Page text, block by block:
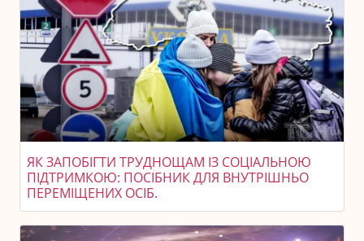
ЯК ЗАПОБІГТИ ТРУДНОЩАМ ІЗ СОЦІАЛЬНОЮ
ПІДТРИМКОЮ: ПОСІБНИК ДЛЯ ВНУТРІШНЬО
ПЕРЕМІЩЕНИХ ОСІБ.